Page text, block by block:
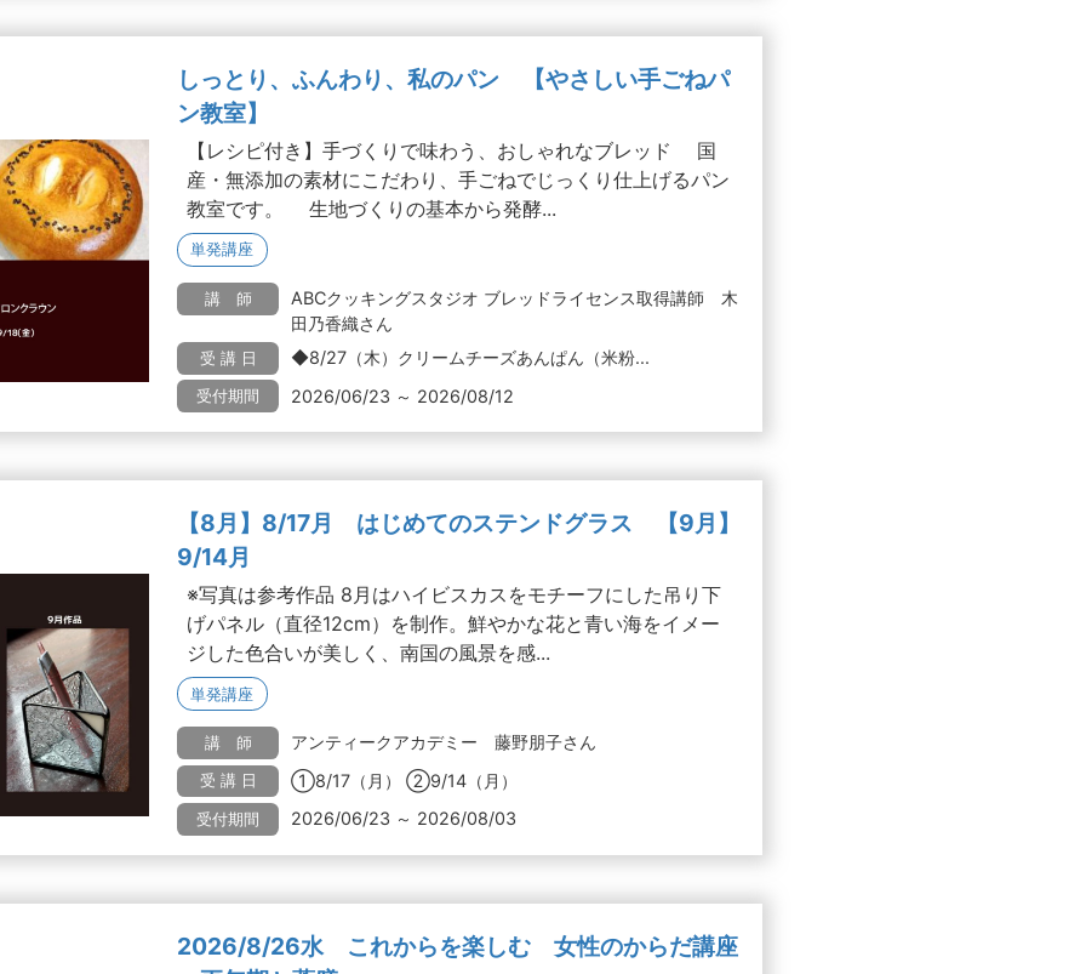
しっとり、ふんわり、私のパン 【やさしい手ごねパ
ン教室】
【レシピ付き】手づくりで味わう、おしゃれなブレッド 国
産・無添加の素材にこだわり、手ごねでじっくり仕上げるパン
教室です。 生地づくりの基本から発酵...
単発講座
講 師
ABCクッキングスタジオ ブレッドライセンス取得講師 木
田乃香織さん
受 講 日 ◆8/27（木）クリームチーズあんぱん（米粉...
受付期間 2026/06/23 ～ 2026/08/12
【8月】8/17月 はじめてのステンドグラス 【9月】
9/14月
※写真は参考作品 8月はハイビスカスをモチーフにした吊り下
げパネル（直径12cm）を制作。鮮やかな花と青い海をイメー
ジした色合いが美しく、南国の風景を感...
単発講座
講 師 アンティークアカデミー 藤野朋子さん
受 講 日 ①8/17（月） ②9/14（月）
受付期間 2026/06/23 ～ 2026/08/03
2026/8/26水 これからを楽しむ 女性のからだ講座